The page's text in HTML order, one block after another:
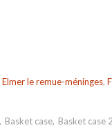
Elmer le remue-méninges,
, Basket case, Basket case 2